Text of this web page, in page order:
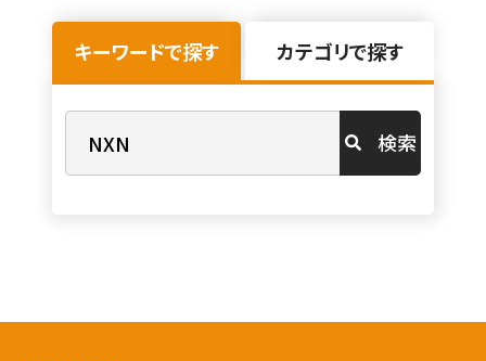
キーワードで探す カテゴリで探す
検索